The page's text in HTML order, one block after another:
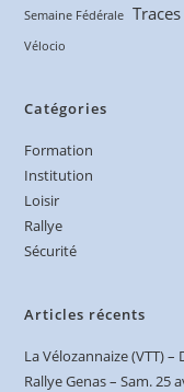
Semaine Fédérale Traces
Vélocio
Catégories
Formation
Institution
Loisir
Rallye
Sécurité
Articles récents
La Vélozannaize (VTT) –
Rallye Genas – Sam. 25